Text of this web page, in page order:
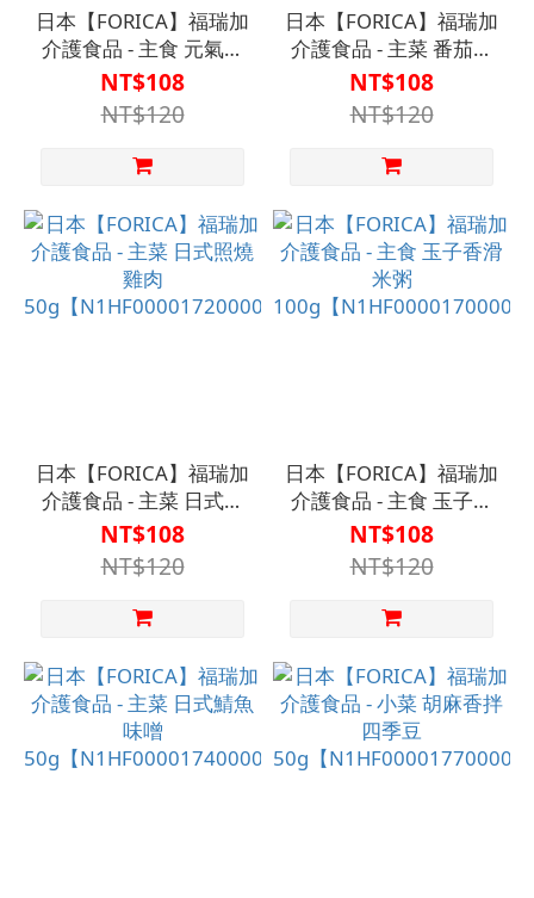
日本【FORICA】福瑞加
介護食品 - 主食 元氣雞
湯米粥
100g【N1HF00001710000】
NT$108
NT$120
日本【FORICA】福瑞加
介護食品 - 主菜 番茄洋
蔥燉雞
50g【N1HF00001730000
NT$108
NT$120
日本【FORICA】福瑞加
介護食品 - 主菜 日式照
燒雞肉
50g【N1HF00001720000】
NT$108
NT$120
日本【FORICA】福瑞加
介護食品 - 主食 玉子香
滑米粥
100g【
NT$108
NT$120